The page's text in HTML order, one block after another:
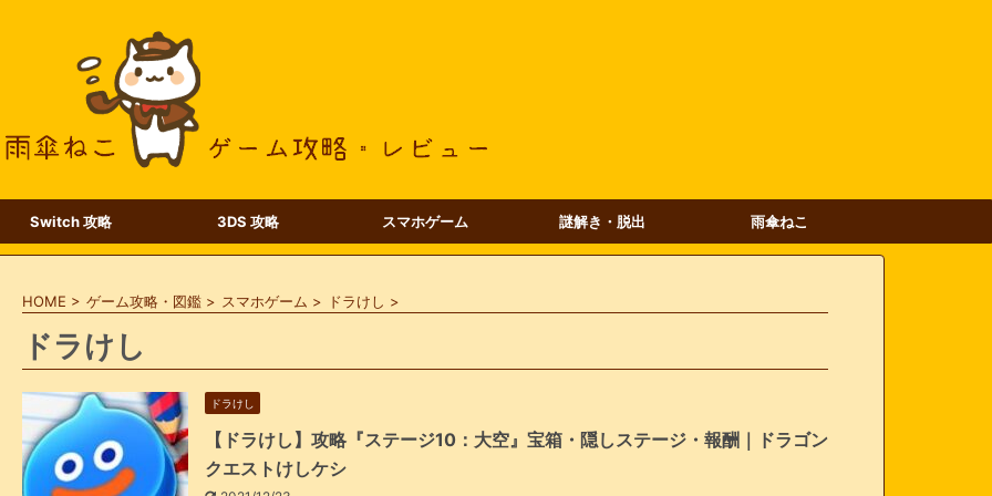
Switch 攻略 3DS 攻略 スマホゲーム 謎解き・脱出 雨傘ねこ
HOME > ゲーム攻略・図鑑 > スマホゲーム > ドラけし >
ドラけし
ドラけし
【ドラけし】攻略『ステージ10：大空』宝箱・隠しステージ・報酬｜ドラゴン
クエストけしケシ